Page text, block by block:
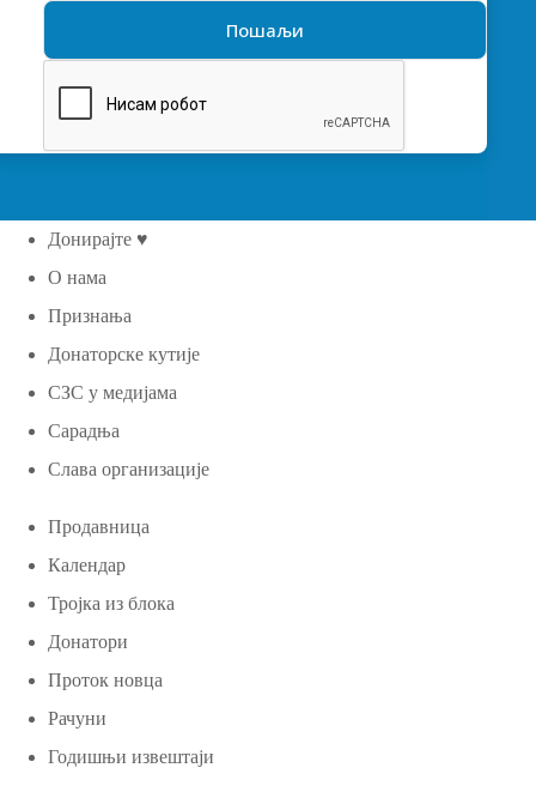
Донирајте ♥
О нама
Признања
Донаторске кутије
СЗС у медијама
Сарадња
Слава организације
Продавница
Календар
Тројка из блока
Донатори
Проток новца
Рачуни
Годишњи извештаји